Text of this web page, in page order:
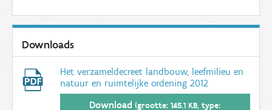
Downloads
Het verzameldecreet landbouw, leefmilieu en
natuur en ruimtelijke ordening 2012
Download(grootte: 145.1 KB, type: